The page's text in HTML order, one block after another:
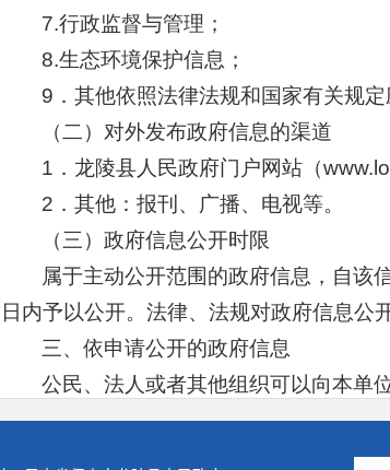
7.行政监督与管理；
8.生态环境保护信息；
9．其他依照法律法规和国家有关规定
（二）对外发布政府信息的渠道
1．龙陵县人民政府门户网站（
2．其他：报刊、广播、电视等。
（三）政府信息公开时限
属于主动公开范围的政府信息，自该
日内予以公开。法律、法规对政府信息公
三、依申请公开的政府信息
公民、法人或者其他组织可以向本单
信息。